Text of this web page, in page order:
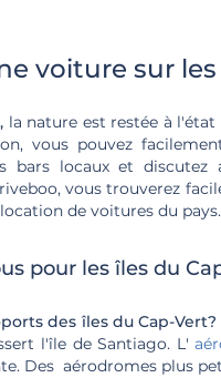
voiture sur
la nature est restée à l'état
vous pouvez
bars locaux et discutez
vous trouverez
de voitures du pays.
pour les îles du
des îles du Cap-Vert?
l'île de Santiago. L'
Des aérodromes plus